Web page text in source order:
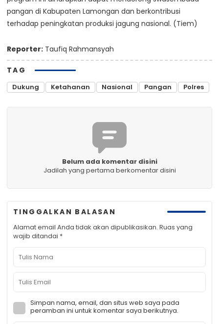
pangan di Kabupaten Lamongan dan berkontribusi
terhadap peningkatan produksi jagung nasional. (Tiem)
Reporter: Taufiq Rahmansyah
TAG
Dukung Ketahanan Nasional Pangan Polres
Belum ada komentar disini
Jadilah yang pertama berkomentar disini
TINGGALKAN BALASAN
Alamat email Anda tidak akan dipublikasikan. Ruas yang
wajib ditandai *
Simpan nama, email, dan situs web saya pada
peramban ini untuk komentar saya berikutnya.